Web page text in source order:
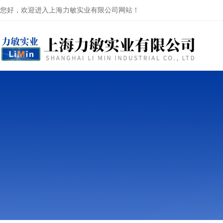
您好，欢迎进入上海力敏实业有限公司网站！